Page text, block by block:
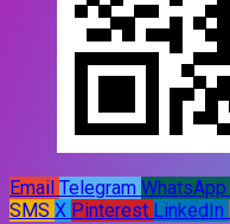
Email Telegram WhatsApp
SMS X Pinterest LinkedIn